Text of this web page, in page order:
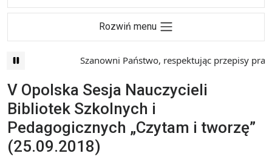
Rozwiń menu
Szanowni Państwo, respektując przepisy prawa
V Opolska Sesja Nauczycieli
Bibliotek Szkolnych i
Pedagogicznych „Czytam i tworzę”
(25.09.2018)